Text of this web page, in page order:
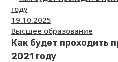
19.10.2025
Высшее образование
Как будет проходить
2021 году